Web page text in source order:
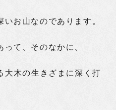
お山なのであります。
って、そのなかに、
大木の生きざまに深く打